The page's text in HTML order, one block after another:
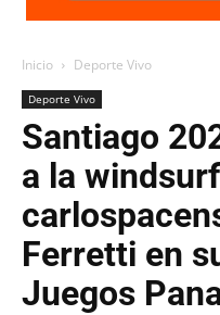
Inicio Deporte Vivo
Deporte Vivo
Santiago
a la
Ferretti en
Juegos